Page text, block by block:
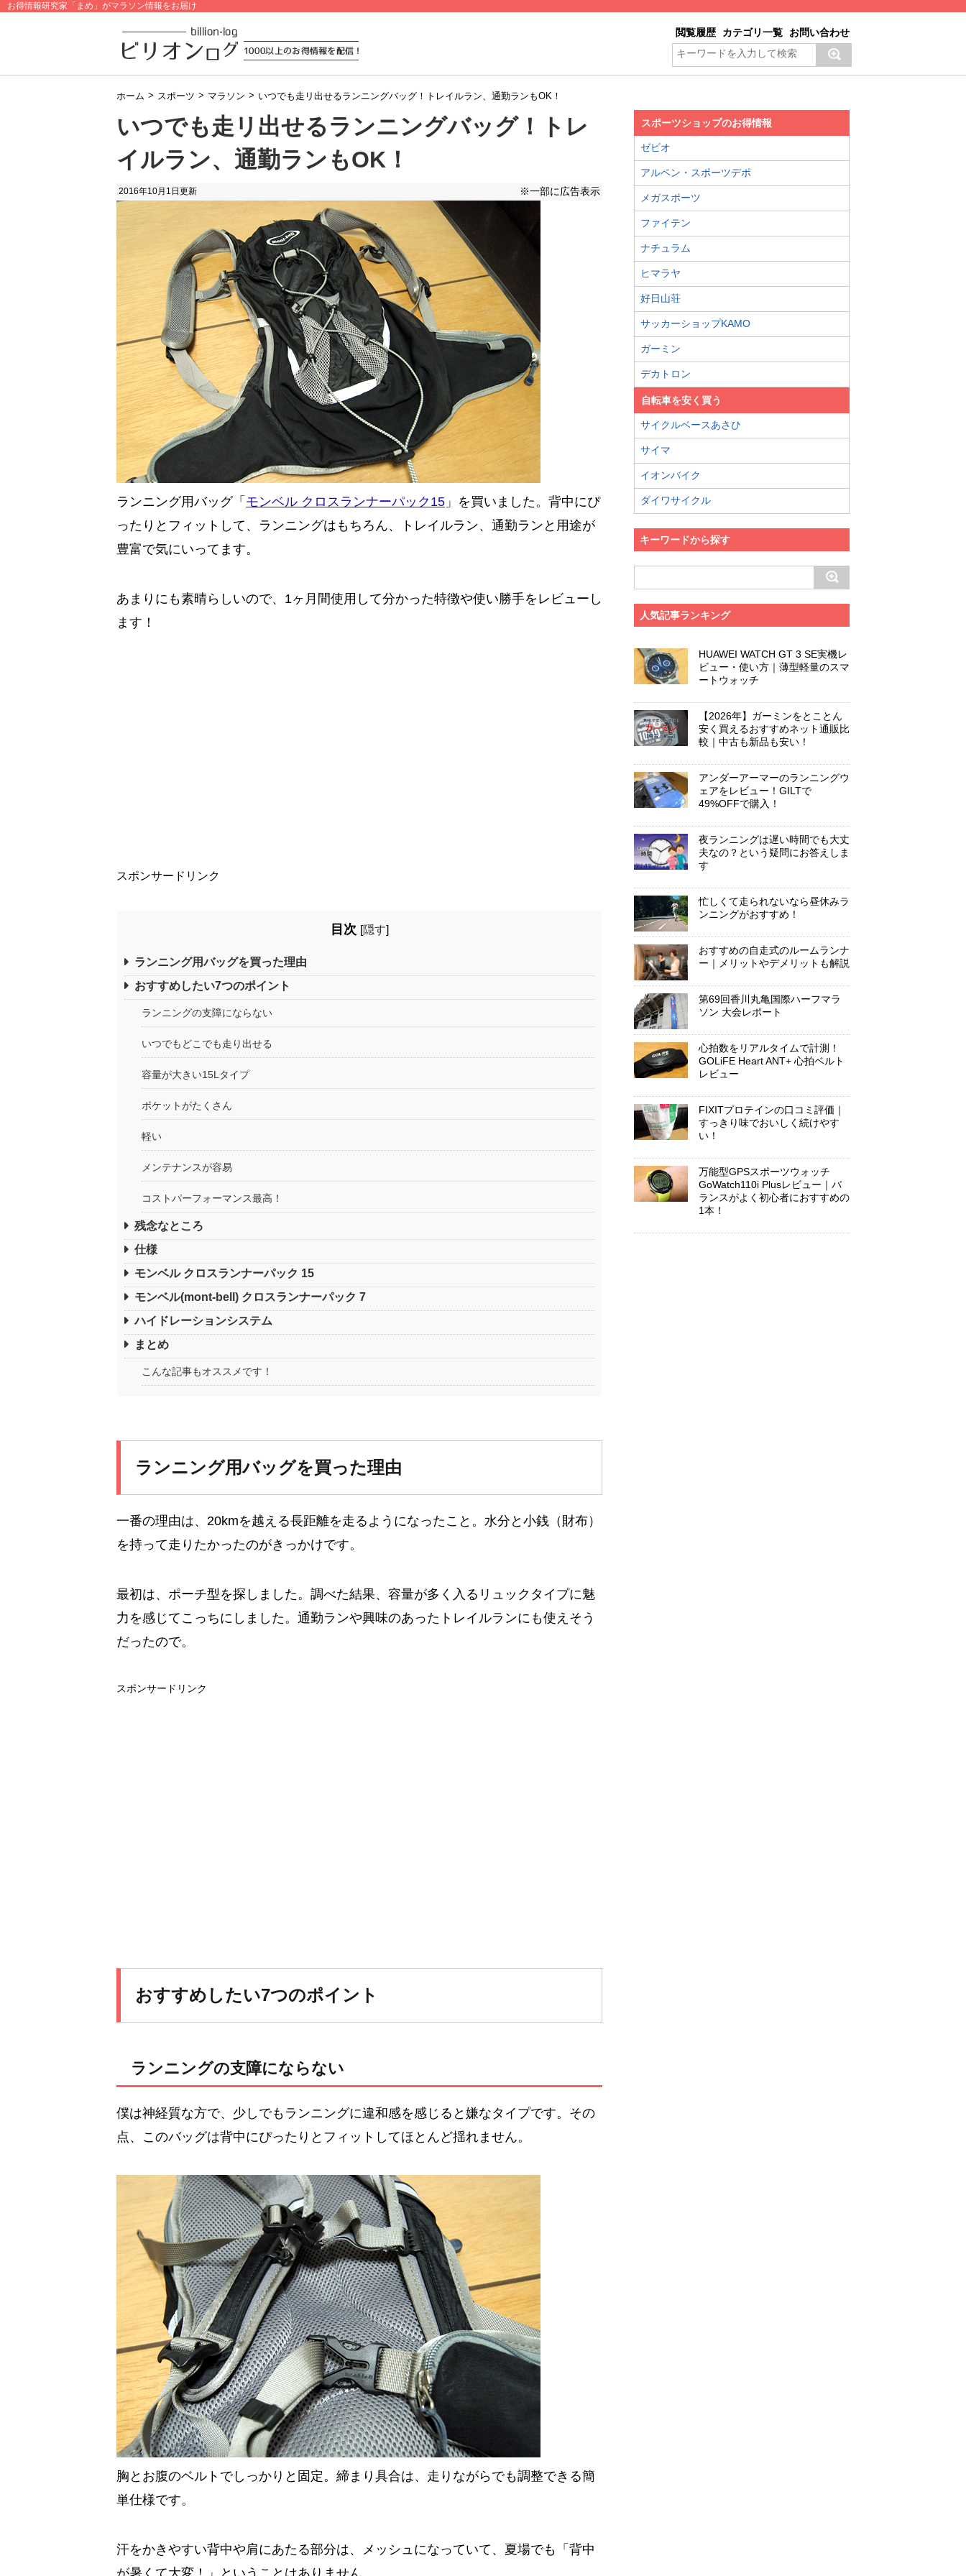
お得情報研究家「まめ」がマラソン情報をお届け
閲覧履歴 カテゴリ一覧 お問い合わせ
ホーム > スポーツ > マラソン > いつでも走リ出せるランニングバッグ！トレイルラン、通勤ランもOK！
いつでも走リ出せるランニングバッグ！トレ
イルラン、通勤ランもOK！
2016年10月1日 更新 ※一部に広告表示
ランニング用バッグ「 モンベル クロスランナーパック15 」を買いました。背中にぴ
ったりとフィットして、ランニングはもちろん、トレイルラン、通勤ランと用途が
豊富で気にいってます。
あまりにも素晴らしいので、1ヶ月間使用して分かった特徴や使い勝手をレビューし
ます！
スポンサードリンク
目次 [隠す]
ランニング用バッグを買った理由
おすすめしたい7つのポイント
ランニングの支障にならない
いつでもどこでも走り出せる
容量が大きい15Lタイプ
ポケットがたくさん
軽い
メンテナンスが容易
コストパーフォーマンス最高！
残念なところ
仕様
モンベル クロスランナーパック 15
モンベル(mont‐bell) クロスランナーパック 7
ハイドレーションシステム
まとめ
こんな記事もオススメです！
ランニング用バッグを買った理由
一番の理由は、20kmを越える長距離を走るようになったこと。水分と小銭（財布）
を持って走りたかったのがきっかけです。
最初は、ポーチ型を探しました。調べた結果、容量が多く入るリュックタイプに魅
力を感じてこっちにしました。通勤ランや興味のあったトレイルランにも使えそう
だったので。
スポンサードリンク
おすすめしたい7つのポイント
ランニングの支障にならない
僕は神経質な方で、少しでもランニングに違和感を感じると嫌なタイプです。その
点、このバッグは背中にぴったりとフィットしてほとんど揺れません。
胸とお腹のベルトでしっかりと固定。締まり具合は、走りながらでも調整できる簡
単仕様です。
汗をかきやすい背中や肩にあたる部分は、メッシュになっていて、夏場でも「背中
スポーツショップのお得情報
ゼビオ
アルペン・スポーツデポ
メガスポーツ
ファイテン
ナチュラム
ヒマラヤ
好日山荘
サッカーショップKAMO
ガーミン
デカトロン
自転車を安く買う
サイクルベースあさひ
サイマ
イオンバイク
ダイワサイクル
キーワードから探す
人気記事ランキング
HUAWEI WATCH GT 3 SE実機レ
ビュー・使い方｜薄型軽量のスマ
ートウォッチ
【2026年】ガーミンをとことん
安く買えるおすすめネット通販比
較｜中古も新品も安い！
アンダーアーマーのランニングウ
ェアをレビュー！GILTで
49%OFFで購入！
夜ランニングは遅い時間でも大丈
夫なの？という疑問にお答えしま
す
忙しくて走られないなら昼休みラ
ンニングがおすすめ！
おすすめの自走式のルームランナ
ー｜メリットやデメリットも解説
第69回香川丸亀国際ハーフマラ
ソン 大会レポート
心拍数をリアルタイムで計測！
GOLiFE Heart ANT+ 心拍ベルト
レビュー
FIXITプロテインの口コミ評価｜
すっきり味でおいしく続けやす
い！
万能型GPSスポーツウォッチ
GoWatch110i Plusレビュー｜バ
ランスがよく初心者におすすめの
1本！